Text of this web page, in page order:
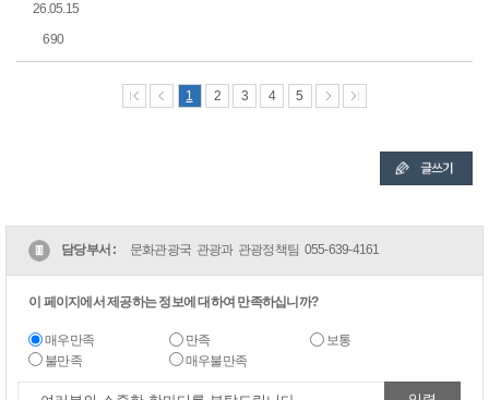
26.05.15
690
1 2 3 4 5
담당부서 : 문화관광국 관광과 관광정책팀 055-639-4161
이 페이지에서 제공하는 정보에 대하여 만족하십니까?
매우만족 만족
보통
불만족
매우불만족